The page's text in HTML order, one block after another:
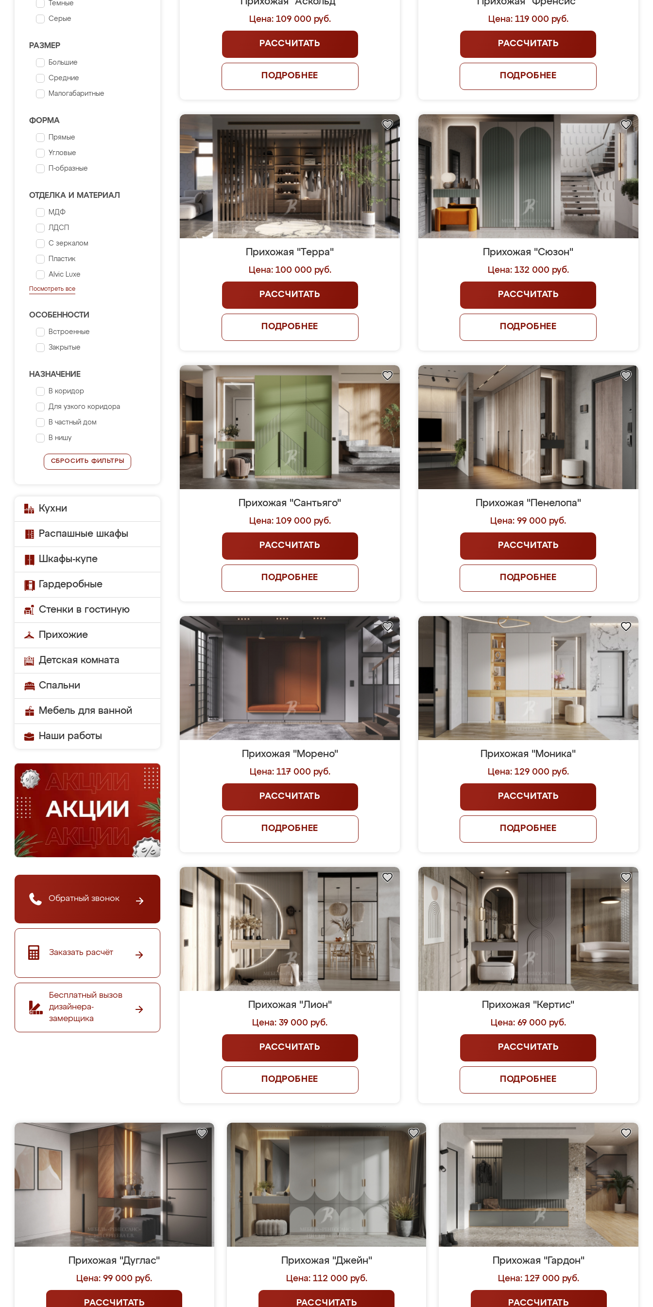
Темные
Серые
РАЗМЕР
Большие
Средние
Малогабаритные
ФОРМА
Прямые
Угловые
П-образные
ОТДЕЛКА И МАТЕРИАЛ
МДФ
ЛДСП
С зеркалом
Пластик
Alvic Luxe
Посмотреть все
ОСОБЕННОСТИ
Встроенные
Закрытые
НАЗНАЧЕНИЕ
В коридор
Для узкого коридора
В частный дом
В нишу
СБРОСИТЬ ФИЛЬТРЫ
Кухни
Распашные шкафы
Шкафы-купе
Гардеробные
Стенки в гостиную
Прихожие
Детская комната
Спальни
Мебель для ванной
Наши работы
Обратный звонок
Заказать расчёт
Бесплатный вызов
дизайнера-
замерщика
Цена: 109 000 руб.
РАССЧИТАТЬ
ПОДРОБНЕЕ
Цена: 119 000 руб.
РАССЧИТАТЬ
ПОДРОБНЕЕ
Прихожая "Терра"
Цена: 100 000 руб.
РАССЧИТАТЬ
ПОДРОБНЕЕ
Прихожая "Сюзон"
Цена: 132 000 руб.
РАССЧИТАТЬ
ПОДРОБНЕЕ
Прихожая "Сантьяго"
Цена: 109 000 руб.
РАССЧИТАТЬ
ПОДРОБНЕЕ
Прихожая "Пенелопа"
Цена: 99 000 руб.
РАССЧИТАТЬ
ПОДРОБНЕЕ
Прихожая "Морено"
Цена: 117 000 руб.
РАССЧИТАТЬ
ПОДРОБНЕЕ
Прихожая "Моника"
Цена: 129 000 руб.
РАССЧИТАТЬ
ПОДРОБНЕЕ
Прихожая "Лион"
Цена: 39 000 руб.
РАССЧИТАТЬ
ПОДРОБНЕЕ
Прихожая "Кертис"
Цена: 69 000 руб.
РАССЧИТАТЬ
ПОДРОБНЕЕ
Прихожая "Дуглас"
Цена: 99 000 руб.
РАССЧИТАТЬ
Прихожая "Джейн"
Цена: 112 000 руб.
РАССЧИТАТЬ
Прихожая "Гардон"
Цена: 127 000 руб.
РАССЧИТАТЬ